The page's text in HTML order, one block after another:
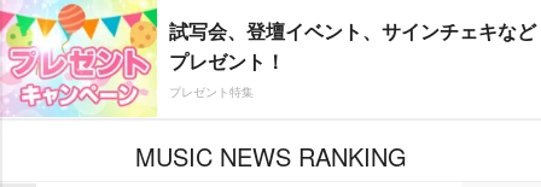
試写会、登壇イベント、サインチェキなど
プレゼント！
プレゼント特集
MUSIC NEWS RANKING